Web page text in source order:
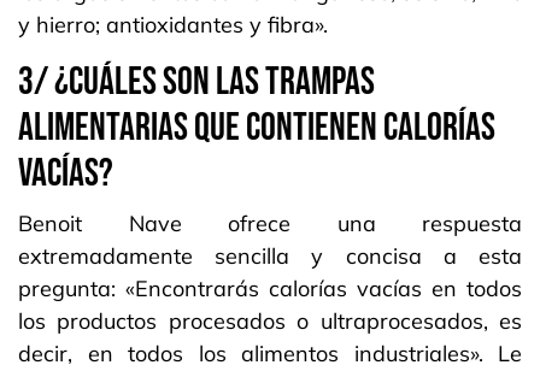
y hierro; antioxidantes y fibra».
3/ ¿CUÁLES SON LAS TRAMPAS
ALIMENTARIAS QUE CONTIENEN CALORÍAS
VACÍAS?
Benoit Nave ofrece una respuesta
extremadamente sencilla y concisa a esta
pregunta: «Encontrarás calorías vacías en todos
los productos procesados o ultraprocesados, es
decir, en todos los alimentos industriales». Le